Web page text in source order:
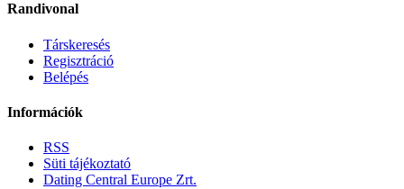
Randivonal
Társkeresés
Regisztráció
Belépés
Információk
RSS
Süti tájékoztató
Dating Central Europe Zrt.